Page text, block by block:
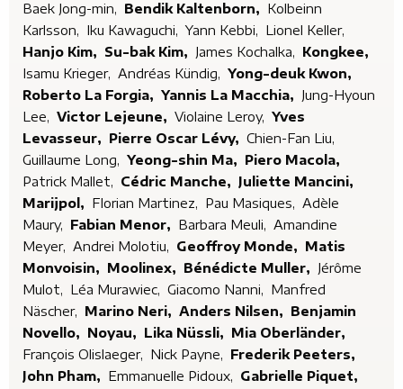
Baek Jong-min, Bendik Kaltenborn, Kolbeinn
Karlsson, Iku Kawaguchi, Yann Kebbi, Lionel Keller,
Hanjo Kim, Su-bak Kim, James Kochalka, Kongkee,
Isamu Krieger, Andréas Kündig, Yong-deuk Kwon,
Roberto La Forgia, Yannis La Macchia, Jung-Hyoun
Lee, Victor Lejeune, Violaine Leroy, Yves
Levasseur, Pierre Oscar Lévy, Chien-Fan Liu,
Guillaume Long, Yeong-shin Ma, Piero Macola,
Patrick Mallet, Cédric Manche, Juliette Mancini,
Marijpol, Florian Martinez, Pau Masiques, Adèle
Maury, Fabian Menor, Barbara Meuli, Amandine
Meyer, Andrei Molotiu, Geoffroy Monde, Matis
Monvoisin, Moolinex, Bénédicte Muller, Jérôme
Mulot,
Léa Murawiec, Giacomo Nanni, Manfred
Näscher, Marino Neri, Anders Nilsen, Benjamin
Novello, Noyau, Lika Nüssli, Mia Oberländer,
François Olislaeger, Nick Payne, Frederik Peeters,
John Pham, Emmanuelle Pidoux, Gabrielle Piquet,